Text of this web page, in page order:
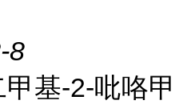
8
基-2-吡咯甲